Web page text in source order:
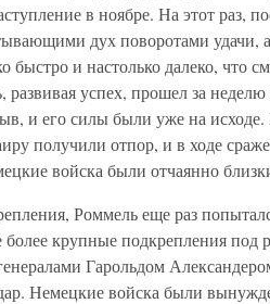
в ноябре. На этот раз,
дух поворотами удачи,
и настолько далеко, что
успех, прошел за
и его силы были уже на
получили отпор, и в ходе
войска были отчаянно
Роммель еще раз
крупные подкрепления под
Гарольдом
Немецкие войска были